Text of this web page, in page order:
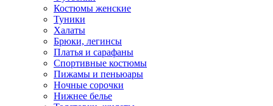
Костюмы женские
Туники
Халаты
Брюки, легинсы
Платья и сарафаны
Спортивные костюмы
Пижамы и пеньюары
Ночные сорочки
Нижнее белье